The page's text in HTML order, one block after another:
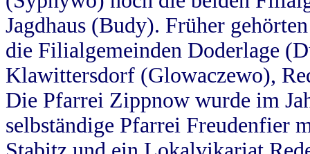
Jagdhaus (Budy). Früher
die Filialgemeinden Doderlage
Klawittersdorf (Glowaczewo),
Die Pfarrei Zippnow wurde im
selbständige Pfarrei Freudenfier